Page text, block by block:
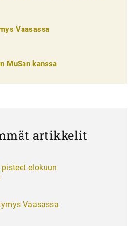
Vaasassa
MuSan kanssa
artikkelit
elokuun
Vaasassa